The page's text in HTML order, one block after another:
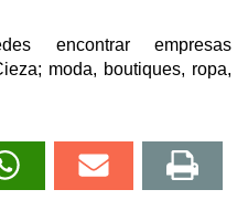
encontrar empresas
moda, boutiques, ropa,